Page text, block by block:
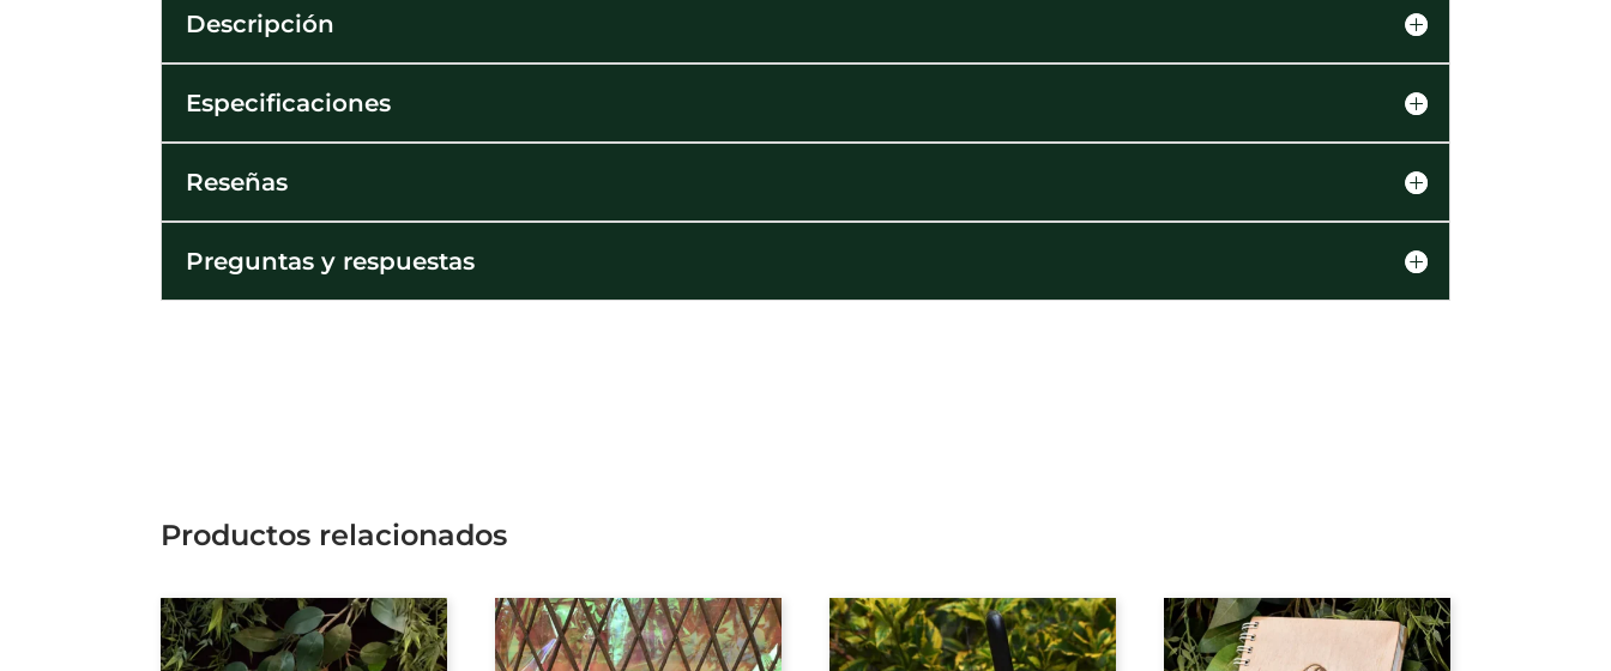
Descripción
Especificaciones
Reseñas
Preguntas y respuestas
Productos relacionados